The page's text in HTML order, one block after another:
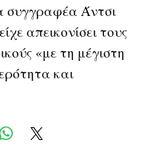
συγγραφέα Άντσι
απεικονίσει τους
«με τη μέγιστη
και